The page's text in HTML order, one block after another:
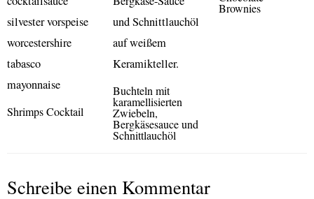
Shrimps Cocktail
Buchteln mit
karamellisierten
Zwiebeln,
Bergkäsesauce und
Schnittlauchöl
Brownies
Schreibe einen Kommentar